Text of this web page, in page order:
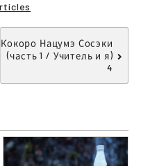
Кокоро Нацумэ Сосэки
(часть 1 / Учитель и я)
4